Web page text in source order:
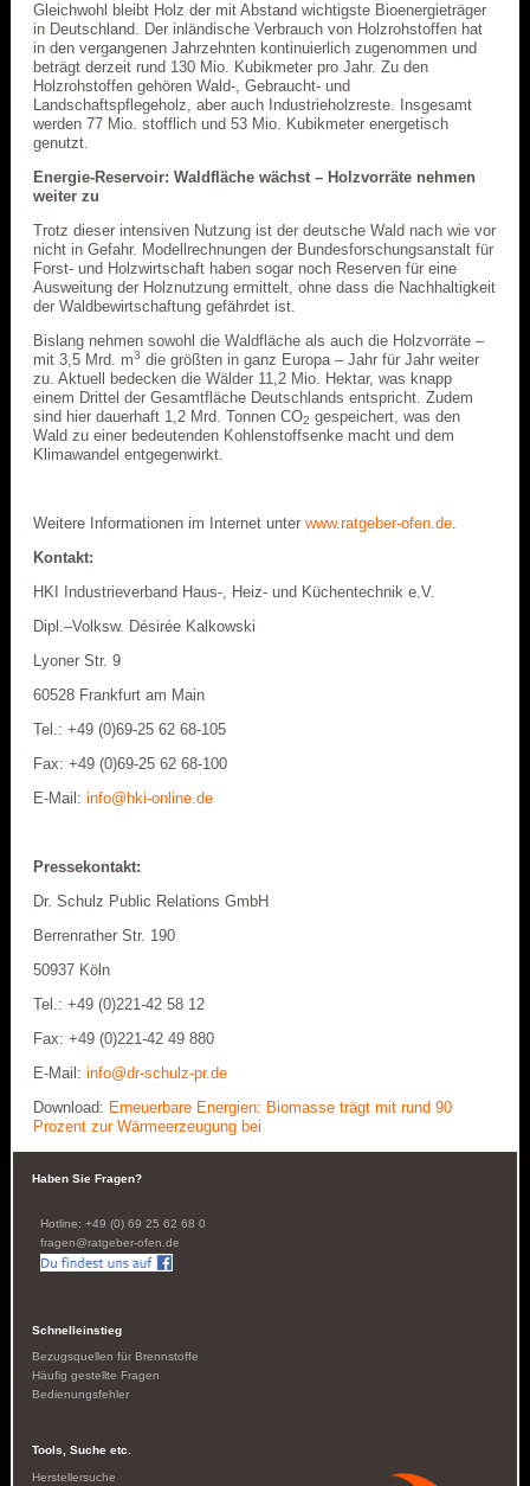
Gleichwohl bleibt Holz der mit Abstand wichtigste Bioenergieträger
in Deutschland. Der inländische Verbrauch von Holzrohstoffen hat
in den vergangenen Jahrzehnten kontinuierlich zugenommen und
beträgt derzeit rund 130 Mio. Kubikmeter pro Jahr. Zu den
Holzrohstoffen gehören Wald-, Gebraucht- und
Landschaftspflegeholz, aber auch Industrieholzreste. Insgesamt
werden 77 Mio. stofflich und 53 Mio. Kubikmeter energetisch
genutzt.
Energie-Reservoir: Waldfläche wächst – Holzvorräte nehmen
weiter zu
Trotz dieser intensiven Nutzung ist der deutsche Wald nach wie vor
nicht in Gefahr. Modellrechnungen der Bundesforschungsanstalt für
Forst- und Holzwirtschaft haben sogar noch Reserven für eine
Ausweitung der Holznutzung ermittelt, ohne dass die Nachhaltigkeit
der Waldbewirtschaftung gefährdet ist.
Bislang nehmen sowohl die Waldfläche als auch die Holzvorräte –
mit 3,5 Mrd. m3 die größten in ganz Europa – Jahr für Jahr weiter
zu. Aktuell bedecken die Wälder 11,2 Mio. Hektar, was knapp
einem Drittel der Gesamtfläche Deutschlands entspricht. Zudem
sind hier dauerhaft 1,2 Mrd. Tonnen CO2 gespeichert, was den
Wald zu einer bedeutenden Kohlenstoffsenke macht und dem
Klimawandel entgegenwirkt.
Weitere Informationen im Internet unter www.ratgeber-ofen.de.
Kontakt:
HKI Industrieverband Haus-, Heiz- und Küchentechnik e.V.
Dipl.–Volksw. Désirée Kalkowski
Lyoner Str. 9
60528 Frankfurt am Main
Tel.: +49 (0)69-25 62 68-105
Fax: +49 (0)69-25 62 68-100
E-Mail: info@hki-online.de
Pressekontakt:
Dr. Schulz Public Relations GmbH
Berrenrather Str. 190
50937 Köln
Tel.: +49 (0)221-42 58 12
Fax: +49 (0)221-42 49 880
E-Mail: info@dr-schulz-pr.de
Download: Erneuerbare Energien: Biomasse trägt mit rund 90
Prozent zur Wärmeerzeugung bei
Haben Sie Fragen?
Hotline: +49 (0) 69 25 62 68 0
fragen@ratgeber-ofen.de
Schnelleinstieg
Bezugsquellen für Brennstoffe
Häufig gestellte Fragen
Bedienungsfehler
Tools, Suche etc.
Herstellersuche